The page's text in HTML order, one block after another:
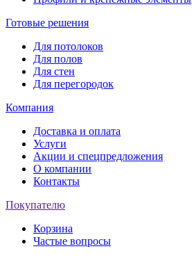
Готовые решения
Для потолоков
Для полов
Для стен
Для перегородок
Компания
Доставка и оплата
Услуги
Акции и спецпредложения
О компании
Контакты
Покупателю
Корзина
Частые вопросы